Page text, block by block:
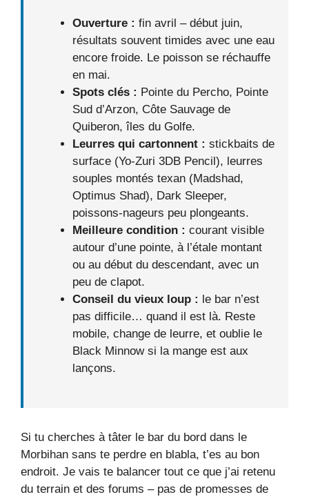
Ouverture : fin avril – début juin,
résultats souvent timides avec une eau
encore froide. Le poisson se réchauffe
en mai.
Spots clés : Pointe du Percho, Pointe
Sud d’Arzon, Côte Sauvage de
Quiberon, îles du Golfe.
Leurres qui cartonnent : stickbaits de
surface (Yo‑Zuri 3DB Pencil), leurres
souples montés texan (Madshad,
Optimus Shad), Dark Sleeper,
poissons‑nageurs peu plongeants.
Meilleure condition : courant visible
autour d’une pointe, à l’étale montant
ou au début du descendant, avec un
peu de clapot.
Conseil du vieux loup : le bar n’est
pas difficile… quand il est là. Reste
mobile, change de leurre, et oublie le
Black Minnow si la mange est aux
lançons.
Si tu cherches à tâter le bar du bord dans le
Morbihan sans te perdre en blabla, t’es au bon
endroit. Je vais te balancer tout ce que j’ai retenu
du terrain et des forums – pas de promesses de